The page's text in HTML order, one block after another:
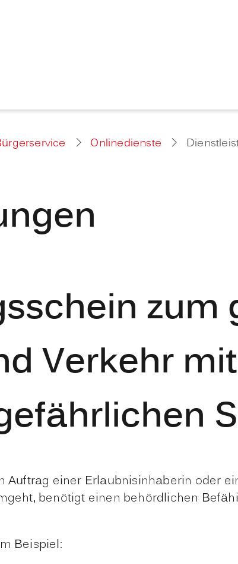
Onlinedienste
Verkehr mit
Auftrag einer Erlaubnisinhaberin oder
benötigt einen behördlichen
Beispiel: